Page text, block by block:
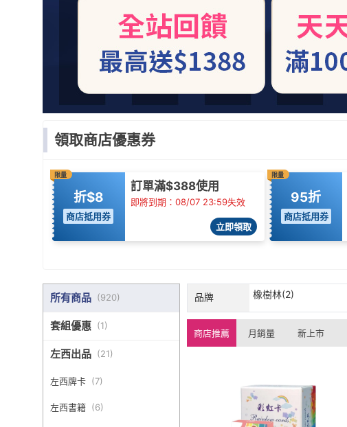
領取商店優惠券
限量
折$8
商店抵用券
訂單滿$388使用
即將到期：08/07 23:59失效
立即領取
限量
95折
商店抵用券
所有商品 (920)
套組優惠 (1)
左西出品 (21)
左西牌卡 (7)
左西書籍 (6)
品牌 橡樹林(2)
商店推薦 月銷量 新上市